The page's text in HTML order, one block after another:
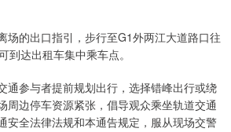
场的出口指引，步行至G1外两江大道路口往
到达出租车集中乘车点。
通参与者提前规划出行，选择错峰出行或绕
周边停车资源紧张，倡导观众乘坐轨道交通
安全法律法规和本通告规定，服从现场交警